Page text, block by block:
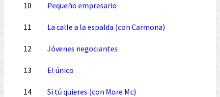
10 Pequeño empresario
11 La calle a la espalda (con Carmona)
12 Jóvenes negociantes
13 El único
14 Si tú quieres (con More Mc)